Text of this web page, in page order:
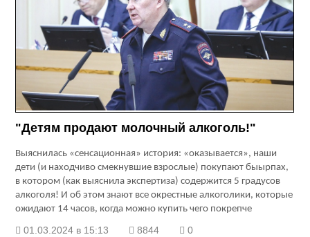
"Детям продают молочный алкоголь!"
Выяснилась «сенсационная» история: «оказывается», наши
дети (и находчиво смекнувшие взрослые) покупают быырпах,
в котором (как выяснила экспертиза) содержится 5 градусов
алкоголя! И об этом знают все окрестные алкоголики, которые
ожидают 14 часов, когда можно купить чего покрепче
01.03.2024 в 15:13 8844 0